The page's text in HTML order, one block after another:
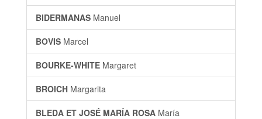
BIDERMANAS Manuel
BOVIS Marcel
BOURKE-WHITE Margaret
BROICH Margarita
BLEDA ET JOSÉ MARÍA ROSA María